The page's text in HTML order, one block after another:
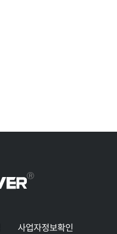
사업자정보확인